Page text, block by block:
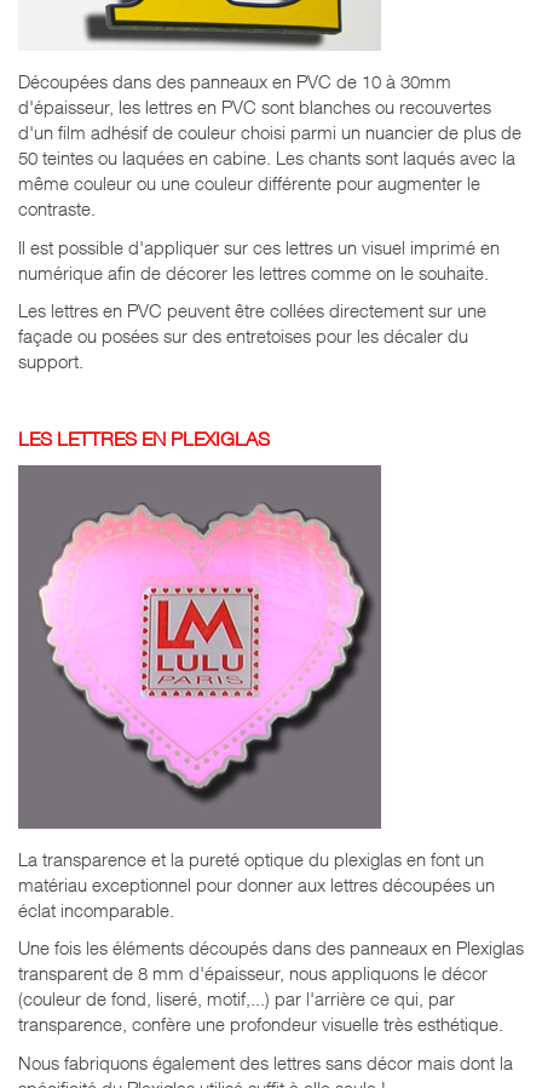
Découpées dans des panneaux en PVC de 10 à 30mm
d'épaisseur, les lettres en PVC sont blanches ou recouvertes
d'un film adhésif de couleur choisi parmi un nuancier de plus de
50 teintes ou laquées en cabine. Les chants sont laqués avec la
même couleur ou une couleur différente pour augmenter le
contraste.
Il est possible d'appliquer sur ces lettres un visuel imprimé en
numérique afin de décorer les lettres comme on le souhaite.
Les lettres en PVC peuvent être collées directement sur une
façade ou posées sur des entretoises pour les décaler du
support.
LES LETTRES EN PLEXIGLAS
La transparence et la pureté optique du plexiglas en font un
matériau exceptionnel pour donner aux lettres découpées un
éclat incomparable.
Une fois les éléments découpés dans des panneaux en Plexiglas
transparent de 8 mm d'épaisseur, nous appliquons le décor
(couleur de fond, liseré, motif,...) par l'arrière ce qui, par
transparence, confère une profondeur visuelle très esthétique.
Nous fabriquons également des lettres sans décor mais dont la